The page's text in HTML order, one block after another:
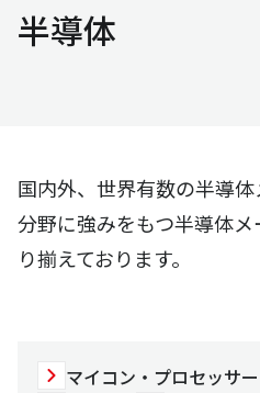
半導体
国内外、世界有数の半導
分野に強みをもつ半導体
り揃えております。
マイコン・プロセッサ